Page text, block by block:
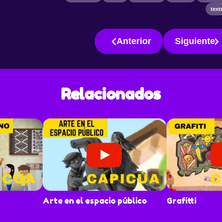
Anterior Siguiente
Relacionados
Arte en el espacio público Grafitti